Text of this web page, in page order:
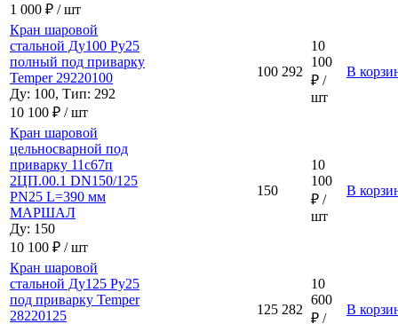
1 000 ₽ / шт
Кран шаровой
стальной Ду100 Ру25
полный под приварку
Temper 29220100
Ду: 100, Тип: 292
10 100 ₽ / шт
100 292
10
100
₽ /
шт
В
Кран шаровой
цельносварной под
приварку 11с67п
2ЦП.00.1 DN150/125
PN25 L=390 мм
МАРШАЛ
Ду: 150
10 100 ₽ / шт
150
10
100
₽ /
шт
В
Кран шаровой
стальной Ду125 Ру25
под приварку Temper
28220125
125 282
10
600
₽ /
В